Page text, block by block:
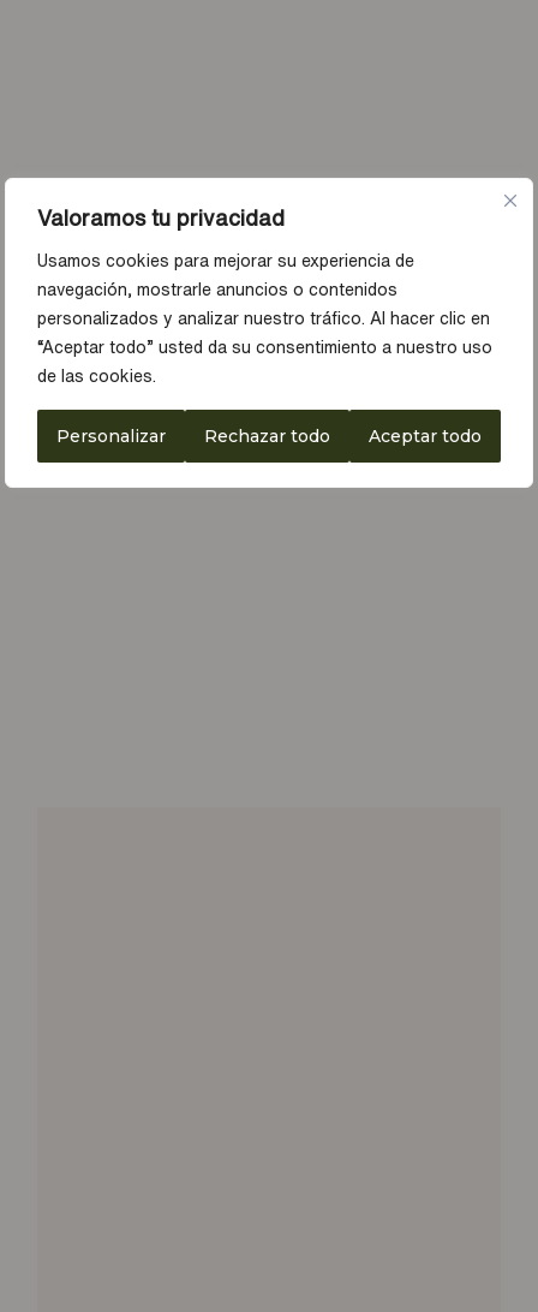
Valoramos tu privacidad
Usamos cookies para mejorar su experiencia de
navegación, mostrarle anuncios o contenidos
personalizados y analizar nuestro tráfico. Al hacer clic en
“Aceptar todo” usted da su consentimiento a nuestro uso
de las cookies.
Personalizar Rechazar todo Aceptar todo